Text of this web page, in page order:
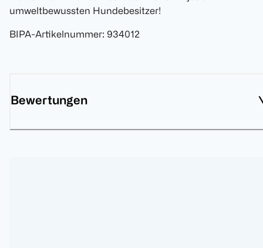
umweltbewussten Hundebesitzer!
BIPA-Artikelnummer: 934012
Bewertungen